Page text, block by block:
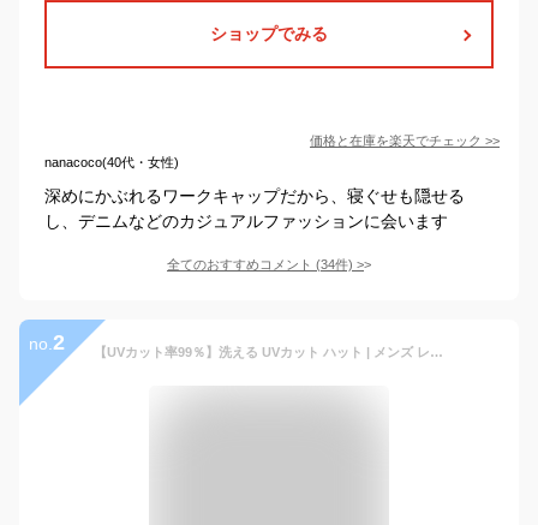
ショップでみる
価格と在庫を楽天でチェック >>
nanacoco(40代・女性)
深めにかぶれるワークキャップだから、寝ぐせも隠せる
し、デニムなどのカジュアルファッションに会います
全てのおすすめコメント (34件) >
no. 2 【UVカット率99％】洗える UVカット ハット | メンズ レディース 春 夏 春夏 春用 夏用 M L 帽子 麦わら帽子 麦わらハット つば広帽子 つば広ハット 日よけ帽子 中折れ帽子 UVハット おしゃれ 折りたためる 折り畳み 大きいサイズ 【■】